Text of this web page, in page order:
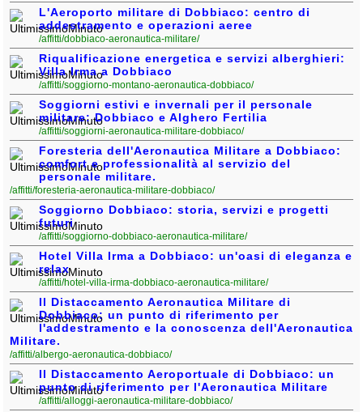
L'Aeroporto militare di Dobbiaco: centro di
addestramento e operazioni aeree
/affitti/dobbiaco-aeronautica-militare/
Riqualificazione energetica e servizi alberghieri:
Villa Irma a Dobbiaco
/affitti/soggiorno-montano-aeronautica-dobbiaco/
Soggiorni estivi e invernali per il personale
militare: Dobbiaco e Alghero Fertilia
/affitti/soggiorni-aeronautica-militare-dobbiaco/
Foresteria dell'Aeronautica Militare a Dobbiaco:
comfort e professionalità al servizio del
personale militare.
/affitti/foresteria-aeronautica-militare-dobbiaco/
Soggiorno Dobbiaco: storia, servizi e progetti
futuri
/affitti/soggiorno-dobbiaco-aeronautica-militare/
Hotel Villa Irma a Dobbiaco: un'oasi di eleganza e
relax
/affitti/hotel-villa-irma-dobbiaco-aeronautica-militare/
Il Distaccamento Aeronautica Militare di
Dobbiaco: un punto di riferimento per
l'addestramento e la conoscenza dell'Aeronautica
Militare.
/affitti/albergo-aeronautica-dobbiaco/
Il Distaccamento Aeroportuale di Dobbiaco: un
punto di riferimento per l'Aeronautica Militare
/affitti/alloggi-aeronautica-militare-dobbiaco/